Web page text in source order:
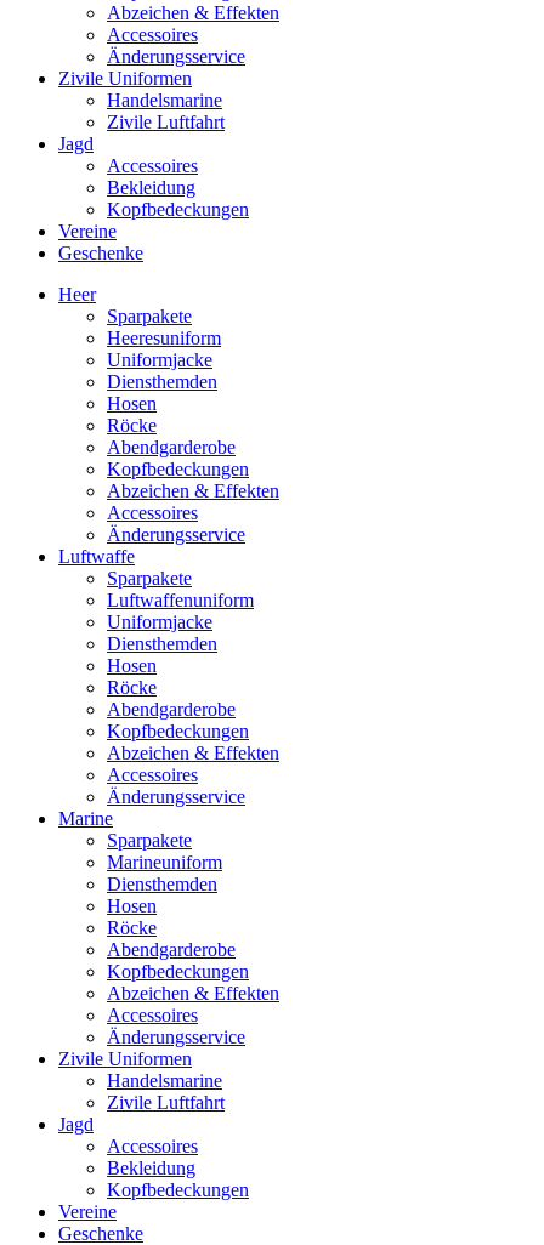
Abzeichen & Effekten
Accessoires
Änderungsservice
Zivile Uniformen
Handelsmarine
Zivile Luftfahrt
Jagd
Accessoires
Bekleidung
Kopfbedeckungen
Vereine
Geschenke
Heer
Sparpakete
Heeresuniform
Uniformjacke
Diensthemden
Hosen
Röcke
Abendgarderobe
Kopfbedeckungen
Abzeichen & Effekten
Accessoires
Änderungsservice
Luftwaffe
Sparpakete
Luftwaffenuniform
Uniformjacke
Diensthemden
Hosen
Röcke
Abendgarderobe
Kopfbedeckungen
Abzeichen & Effekten
Accessoires
Änderungsservice
Marine
Sparpakete
Marineuniform
Diensthemden
Hosen
Röcke
Abendgarderobe
Kopfbedeckungen
Abzeichen & Effekten
Accessoires
Änderungsservice
Zivile Uniformen
Handelsmarine
Zivile Luftfahrt
Jagd
Accessoires
Bekleidung
Kopfbedeckungen
Vereine
Geschenke